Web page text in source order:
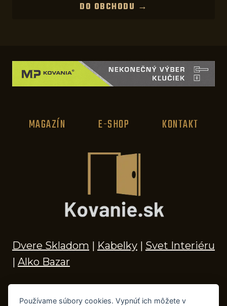
DO OBCHODU →
MAGAZÍN E-SHOP KONTAKT
Dvere Skladom | Kabelky | Svet Interiéru
| Alko Bazar
Používame súbory cookies. Vypnúť ich môžete v